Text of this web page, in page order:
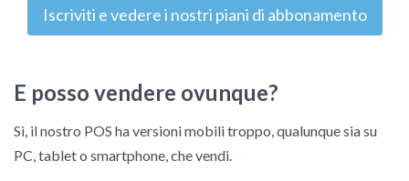
Iscriviti e vedere i nostri piani di abbonamento
E posso vendere ovunque?
Sì, il nostro POS ha versioni mobili troppo, qualunque sia su
PC, tablet o smartphone, che vendi.